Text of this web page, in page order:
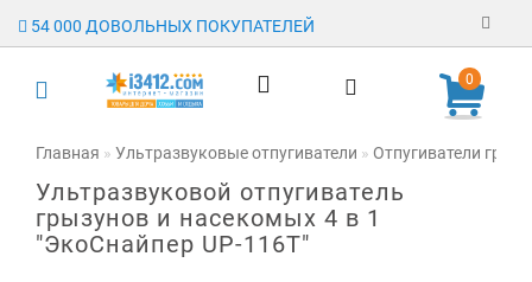
54 000 ДОВОЛЬНЫХ ПОКУПАТЕЛЕЙ
Регистрация
Гарантия
0
Главная Ультразвуковые отпугиватели Отпугиватели
Ультразвуковой отпугиватель
грызунов и насекомых 4 в 1
"ЭкоСнайпер UP-116T"